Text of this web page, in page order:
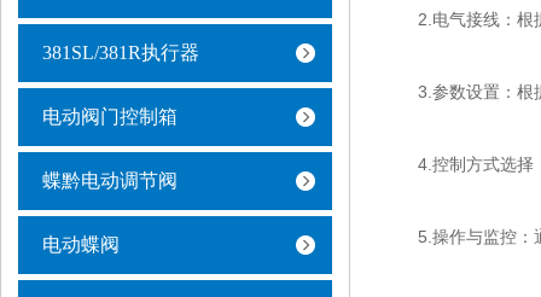
381SL/381R执行器
电动阀门控制箱
蝶黔电动调节阀
电动蝶阀
2.电气接线：根据
3.参数设置：根据
4.控制方式选择：
5.操作与监控：通